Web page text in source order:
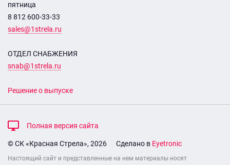
пятница
8 812 600-33-33
sales@1strela.ru
ОТДЕЛ СНАБЖЕНИЯ
snab@1strela.ru
Решение о выпуске
Полная версия сайта
© СК «Красная Стрела», 2026 Сделано в Eyetronic
Настоящий сайт и представленные на нем материалы носят